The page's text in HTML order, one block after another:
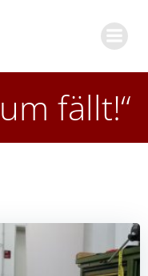
fällt!“